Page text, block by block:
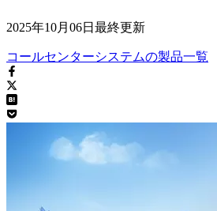
2025年10月06日 最終更新
コールセンターシステムの製品一覧